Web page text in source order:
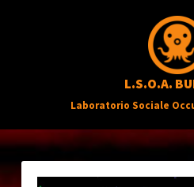
a
c
L.S.O.A.
Laboratorio Sociale